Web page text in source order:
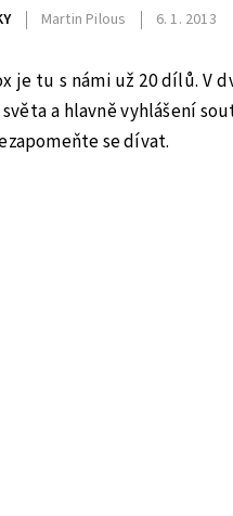
Martin Pilous 6. 1. 2013
je tu s námi už 20 dílů. V
a hlavně vyhlášení
se dívat.